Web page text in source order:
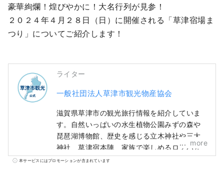
豪華絢爛！煌びやかに！大名行列が見参！
２０２４年４月２８日（日）に開催される「草津宿場ま
つり」についてご紹介します！
ライター
一般社団法人草津市観光物産協会
滋賀県草津市の観光旅行情報を紹介していま
す。自然いっぱいの水生植物公園みずの森や
琵琶湖博物館、歴史を感じる立木神社や三大
神社、草津宿本陣、家族で楽しめるロクハ公
園など魅力的なスポット・ホテル・グルメ情
more
本サービスにはプロモーションが含まれています